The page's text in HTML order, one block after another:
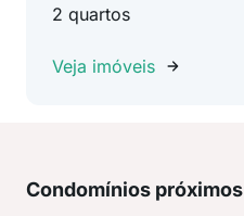
2 quartos
Veja imóveis
Condomínios próximos